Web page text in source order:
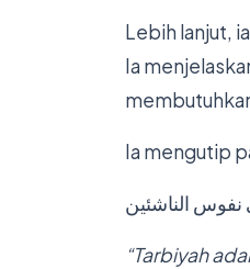
Lebih lanjut,
Ia
Ia mengutip
نفوس الناشئين
“Tarbiyah